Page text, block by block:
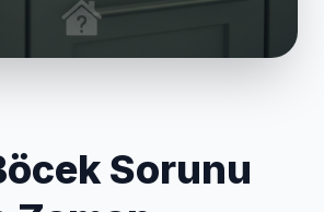
Sorunu